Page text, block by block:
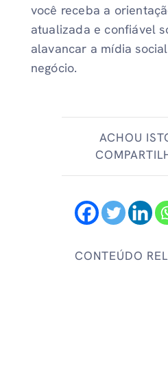
você receba a
atualizada e confiável
alavancar a mídia
negócio.
ACHOU
CONTEÚDO